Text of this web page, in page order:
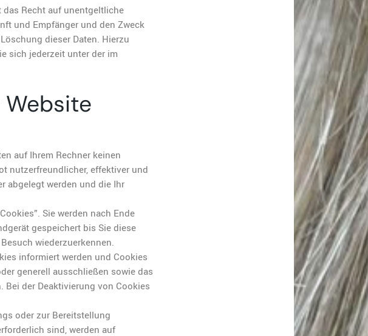
das Recht auf unentgeltliche
und Empfänger und den Zweck
dieser Daten. Hierzu
sich jederzeit unter der im
Website
auf Ihrem Rechner keinen
nutzerfreundlicher, effektiver und
abgelegt werden und die Ihr
Sie werden nach Ende
gespeichert bis Sie diese
wiederzuerkennen.
informiert werden und Cookies
generell ausschließen sowie das
Bei der Deaktivierung von Cookies
oder zur Bereitstellung
sind, werden auf